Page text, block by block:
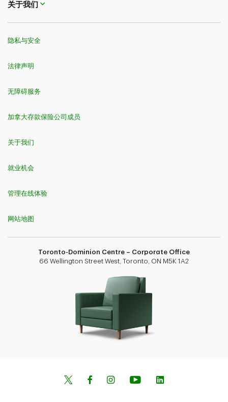
关于我们
隐私与安全
法律声明
无障碍服务
加拿大存款保险公司成员
关于我们
就业机会
管理在线体验
网站地图
Toronto-Dominion Centre – Corporate Office
66 Wellington Street West, Toronto, ON M5K 1A2